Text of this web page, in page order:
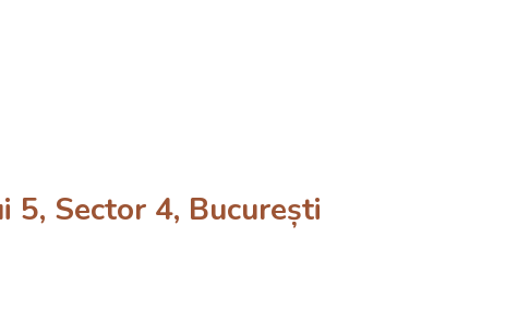
Sector 4, București